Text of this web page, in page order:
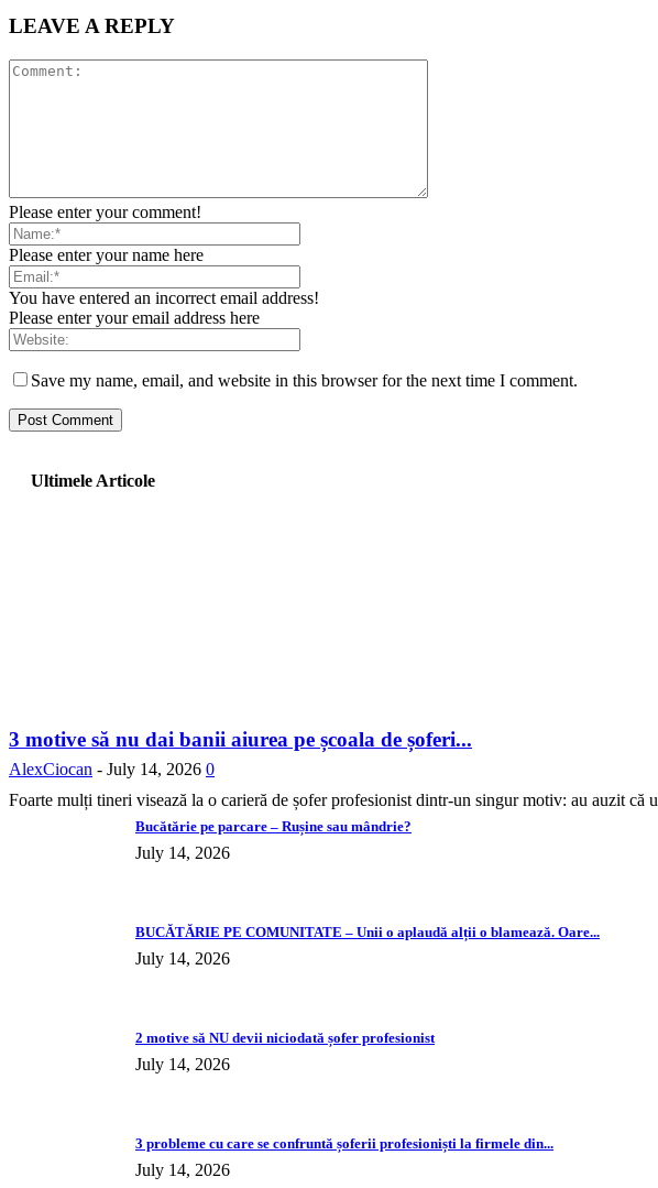
LEAVE A REPLY
Please enter your comment!
Please enter your name here
You have entered an incorrect email address!
Please enter your email address here
Save my name, email, and website in this browser for the next time I comment.
Ultimele Articole
3 motive să nu dai banii aiurea pe școala de șoferi...
AlexCiocan - July 14, 2026 0
Foarte mulți tineri visează la o carieră de șofer profesionist dintr-un singur motiv: au auzit că
Bucătărie pe parcare – Rușine sau mândrie?
July 14, 2026
BUCĂTĂRIE PE COMUNITATE – Unii o aplaudă alții o blamează. Oare...
July 14, 2026
2 motive să NU devii niciodată șofer profesionist
July 14, 2026
3 probleme cu care se confruntă șoferii profesioniști la firmele din...
July 14, 2026